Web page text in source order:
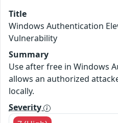
Title
Windows Authentication
Vulnerability
Summary
Use after free in Windows
allows an authorized
locally.
Severity